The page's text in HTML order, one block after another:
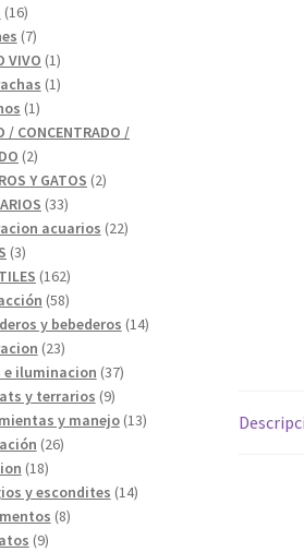
1616
productos
77
productos
VIVO 11
producto
11
11
producto
/ CONCENTRADO /
22
productos
Y GATOS 22
3333
productos
acuarios 2222
33
productos
162162
productos
5858
productos
y bebederos 1414
2323
productos
e iluminacion 3737
y terrarios 99
productos
y manejo 1313
2626
1818
productos
y escondites 1414
88
99